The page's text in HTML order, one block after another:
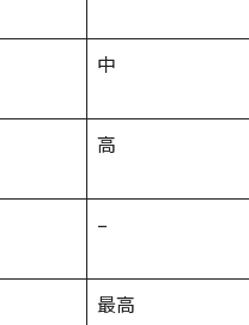
中
高
–
最高